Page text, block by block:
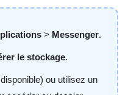
> Messenger.
le stockage.
ou utilisez un